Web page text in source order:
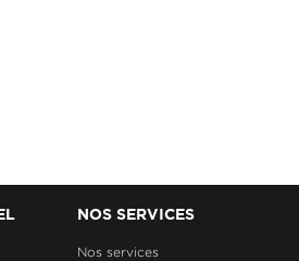
NOS SERVICES
Nos services